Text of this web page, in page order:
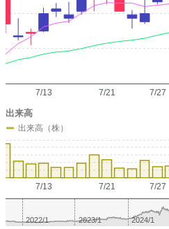
7/13 7/21 7/27
7/13 7/21 7/27
出来高
出来高（株）
2023/1
2022/1 2024/1